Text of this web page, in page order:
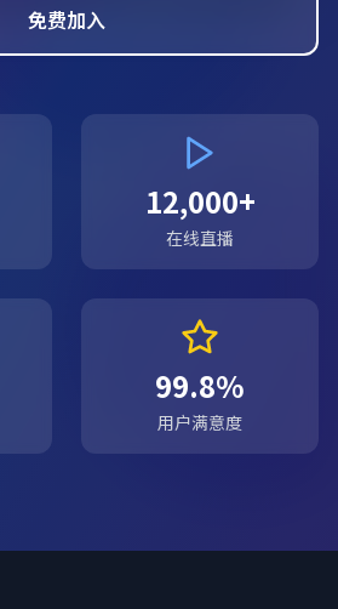
免费加入
12,000+
在线直播
99.8%
用户满意度